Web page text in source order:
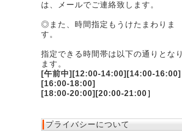
は、メールでご連絡致します。
◎また、時間指定もうけたまわりま
す。
指定できる時間帯は以下の通りとなり
ます。
[午前中][12:00-14:00][14:00-16:00]
[16:00-18:00]
[18:00-20:00][20:00-21:00］
プライバシーについて